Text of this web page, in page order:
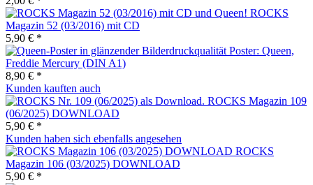
ROCKS
Magazin 52 (03/2016) mit CD
5,90 € *
Poster: Queen,
Freddie Mercury (DIN A1)
8,90 € *
Kunden kauften auch
ROCKS Magazin 109
(06/2025) DOWNLOAD
5,90 € *
Kunden haben sich ebenfalls angesehen
ROCKS
Magazin 106 (03/2025) DOWNLOAD
5,90 € *